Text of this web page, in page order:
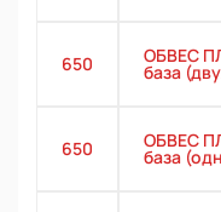
650 ОБВЕС
база
650 ОБВЕС
база